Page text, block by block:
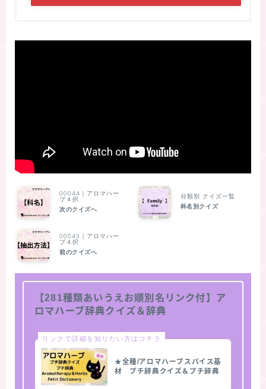
00044｜アロマハー
ブ４択
次のクイズへ
分類別 クイズ一覧
科名別クイズ
00043｜アロマハー
ブ４択
前のクイズへ
【281種類あいうえお順別名リンク付】ア
ロマハーブ辞典クイズ＆辞典
リンクで詳細を知りたい方はコチラ
★全種/アロマハーブスパイス基
材 プチ辞典クイズ＆プチ辞典